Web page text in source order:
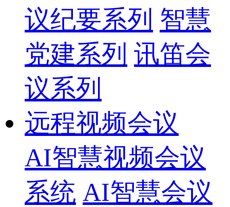
议纪要系列 智慧
党建系列 讯笛会
议系列
远程视频会议
AI智慧视频会议
系统 AI智慧会议